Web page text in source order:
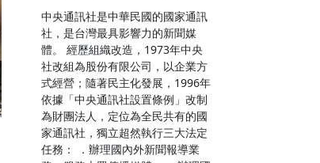
中央通訊社是中華民國的國家通訊
社，是台灣最具影響力的新聞媒
體。 經歷組織改造，1973年中央
社改組為股份有限公司，以企業方
式經營；隨著民主化發展，1996年
依據「中央通訊社設置條例」改制
為財團法人，定位為全民共有的國
家通訊社，獨立超然執行三大法定
任務： ．辦理國內外新聞報導業